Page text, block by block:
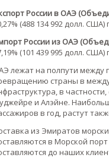
России в ОАЭ
(488 134 992 долл.
России из ОАЭ
(101 439 995 долл.
лежат на полпути между
страны в
в
и Алэйне.
в год, растут
из Эмиратов
в Морской
до наших